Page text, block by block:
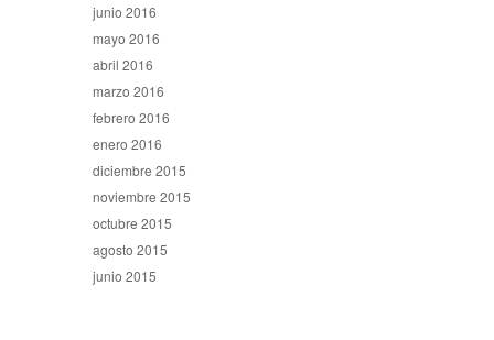
junio 2016
mayo 2016
abril 2016
marzo 2016
febrero 2016
enero 2016
diciembre 2015
noviembre 2015
octubre 2015
agosto 2015
junio 2015